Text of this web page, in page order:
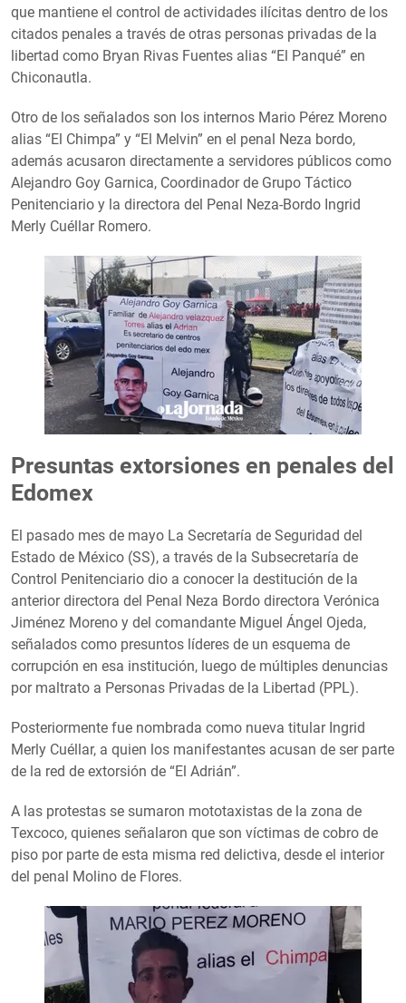
que mantiene el control de actividades ilícitas dentro de los
citados penales a través de otras personas privadas de la
libertad como Bryan Rivas Fuentes alias “El Panqué” en
Chiconautla.
Otro de los señalados son los internos Mario Pérez Moreno
alias “El Chimpa” y “El Melvin” en el penal Neza bordo,
además acusaron directamente a servidores públicos como
Alejandro Goy Garnica, Coordinador de Grupo Táctico
Penitenciario y la directora del Penal Neza-Bordo Ingrid
Merly Cuéllar Romero.
Presuntas extorsiones en penales del
Edomex
El pasado mes de mayo La Secretaría de Seguridad del
Estado de México (SS), a través de la Subsecretaría de
Control Penitenciario dio a conocer la destitución de la
anterior directora del Penal Neza Bordo directora Verónica
Jiménez Moreno y del comandante Miguel Ángel Ojeda,
señalados como presuntos líderes de un esquema de
corrupción en esa institución, luego de múltiples denuncias
por maltrato a Personas Privadas de la Libertad (PPL).
Posteriormente fue nombrada como nueva titular Ingrid
Merly Cuéllar, a quien los manifestantes acusan de ser parte
de la red de extorsión de “El Adrián”.
A las protestas se sumaron mototaxistas de la zona de
Texcoco, quienes señalaron que son víctimas de cobro de
piso por parte de esta misma red delictiva, desde el interior
del penal Molino de Flores.